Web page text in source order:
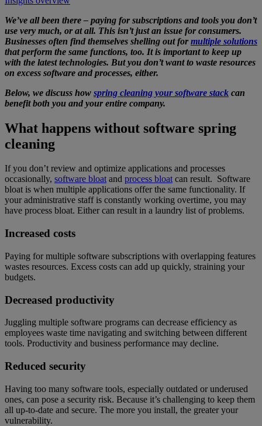
We’ve all been there – paying for subscriptions and tools you don’t
use very much, or at all. This isn’t just an issue for consumers.
Businesses often find themselves shelling out formultiple solutions
that perform the same functions, too. It is important to keep up
with the latest technologies. But you don’t want to waste resources
on excess software and processes, either.
Below, we discuss how spring cleaning your software stack can
benefit both you and your entire company.
What happens without software spring
cleaning
If you don’t review and optimize applications and processes
occasionally, software bloatand process bloatcan result. Software
bloat is when multiple applications offer the same functionality. If
your administrative staff is constantly working overtime, you may
have process bloat. Either can result in a laundry list of problems.
Increased costs
Paying for multiple software subscriptions with overlapping features
wastes resources. Excess costs can add up quickly, straining your
budgets.
Decreased productivity
Juggling multiple software programs can decrease efficiency as
employees waste time navigating and switching between different
tools. Productivity and business performance may decline.
Reduced security
Having too many software tools, especially outdated or underused
ones, can pose a security risk. Because it’s challenging to keep them
all up-to-date and secure. The more you install, the greater your
vulnerability.